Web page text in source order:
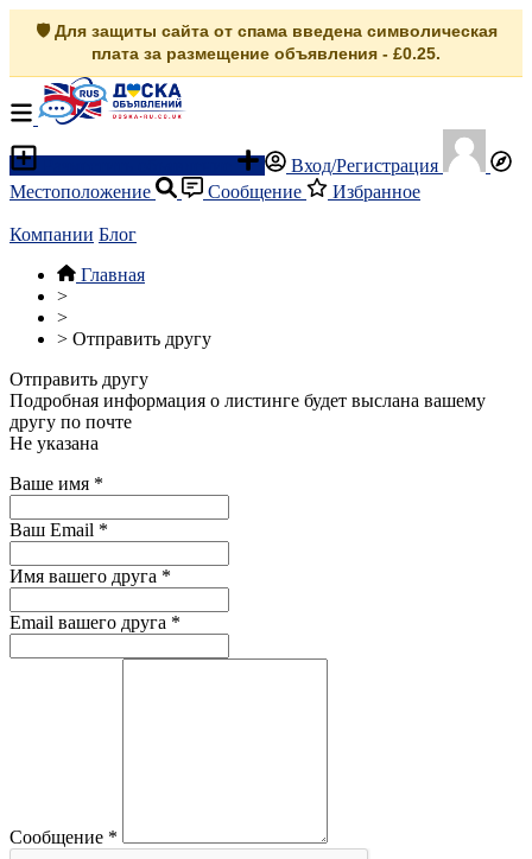
🛡️ Для защиты сайта от спама введена символическая
плата за размещение объявления - £0.25.
Вход/Регистрация
Местоположение
Сообщение Избранное
Компании Блог
Главная
>
>
> Отправить другу
Отправить другу
Подробная информация о листинге будет выслана вашему
другу по почте
Не указана
Ваше имя *
Ваш Email *
Имя вашего друга *
Email вашего друга *
Сообщение *